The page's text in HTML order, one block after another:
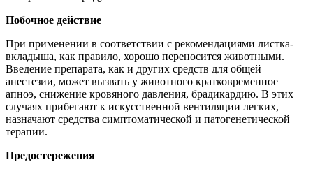
Побочное действие
При применении в соответствии с рекомендациями листка-
вкладыша, как правило, хорошо переносится животными.
Введение препарата, как и других средств для общей
анестезии, может вызвать у животного кратковременное
апноэ, снижение кровяного давления, брадикардию. В этих
случаях прибегают к искусственной вентиляции легких,
назначают средства симптоматической и патогенетической
терапии.
Предостережения